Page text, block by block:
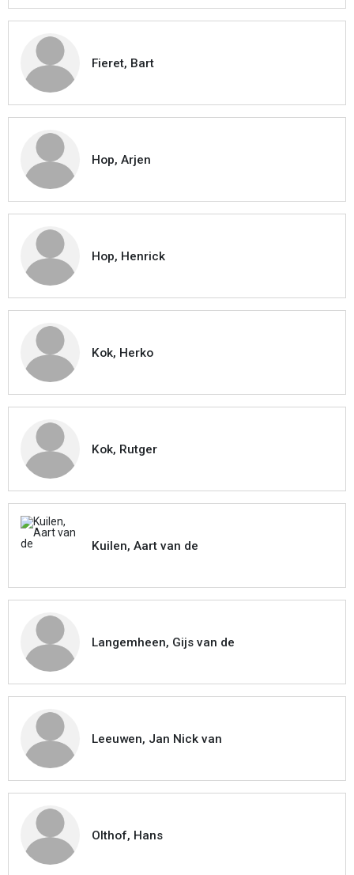
Fieret, Bart
Hop, Arjen
Hop, Henrick
Kok, Herko
Kok, Rutger
Kuilen, Aart van de
Langemheen, Gijs van de
Leeuwen, Jan Nick van
Olthof, Hans